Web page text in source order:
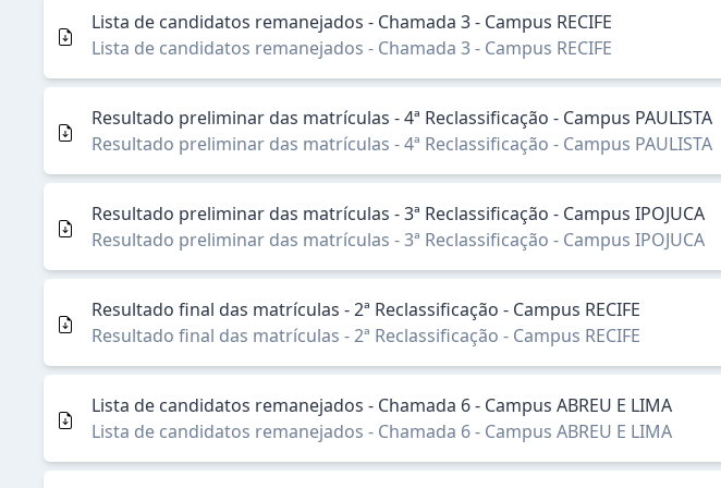
Lista de candidatos remanejados - Chamada 3 - Campus RECIFE
Lista de candidatos remanejados - Chamada 3 - Campus RECIFE
Resultado preliminar das matrículas - 4ª Reclassificação - Campus PAULISTA
Resultado preliminar das matrículas - 4ª Reclassificação - Campus PAULISTA
Resultado preliminar das matrículas - 3ª Reclassificação - Campus IPOJUCA
Resultado preliminar das matrículas - 3ª Reclassificação - Campus IPOJUCA
Resultado final das matrículas - 2ª Reclassificação - Campus RECIFE
Resultado final das matrículas - 2ª Reclassificação - Campus RECIFE
Lista de candidatos remanejados - Chamada 6 - Campus ABREU E LIMA
Lista de candidatos remanejados - Chamada 6 - Campus ABREU E LIMA